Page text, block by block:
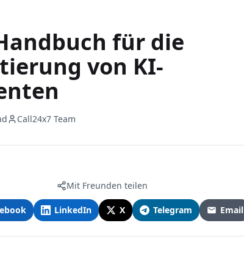
für die
von KI-
Call24x7 Team
Mit Freunden teilen
LinkedIn X Telegram Email